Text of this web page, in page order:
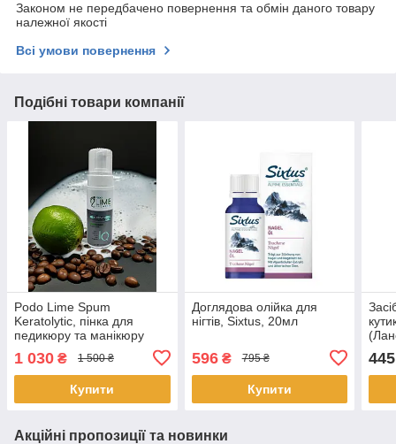
Законом не передбачено повернення та обмін даного товару
належної якості
Всі умови повернення
Подібні товари компанії
Podo Lime Spum
Keratolytic, пінка для
педикюру та манікюру
1 030 ₴ 1 500 ₴
Купити
Доглядова олійка для
нігтів, Sixtus, 20мл
596₴ 795 ₴
Купити
445
Акційні пропозиції та новинки